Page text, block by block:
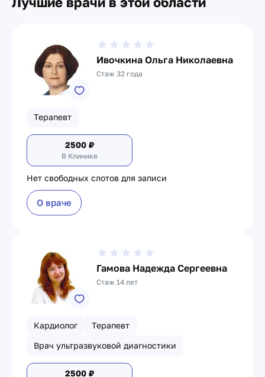
Ивочкина Ольга Николаевна
Стаж 32 года
Терапевт
2500 ₽
В Клинике
Нет свободных слотов для записи
О враче
Гамова Надежда Сергеевна
Стаж 14 лет
Кардиолог
Терапевт
Врач ультразвуковой диагностики
2500 ₽